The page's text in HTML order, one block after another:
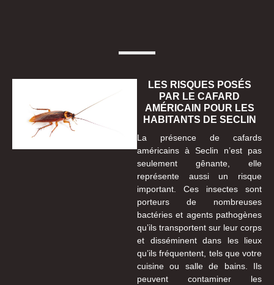
LES RISQUES POSÉS
PAR LE CAFARD
AMÉRICAIN POUR LES
HABITANTS DE SECLIN
La présence de cafards
américains à Seclin n’est pas
seulement gênante, elle
représente aussi un risque
important. Ces insectes sont
porteurs de nombreuses
bactéries et agents pathogènes
qu’ils transportent sur leur corps
et disséminent dans les lieux
qu’ils fréquentent, tels que votre
cuisine ou salle de bains. Ils
peuvent contaminer les